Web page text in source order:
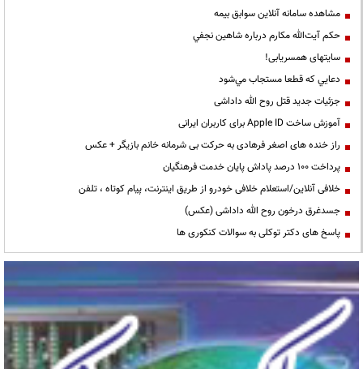
مشاهده سامانه آنلاين سوابق بیمه
حكم آيت‌الله مكارم درباره شاهين نجفي
سایتهای همسریابی!
دعايي كه قطعا مستجاب مي‌شود
جزئیات جدید قتل روح الله داداشی
آموزش ساخت Apple ID برای کاربران ایرانی
راز خنده های اصغر فرهادی به حرکت بی شرمانه خانم بازیگر + عکس
پرداخت ۱۰۰ درصد پاداش پایان خدمت فرهنگیان
خلافی آنلاین/استعلام خلافی خودرو از طریق اینترنت، پیام کوتاه ، تلفن
جسدغرق درخون روح الله داداشی (عکس)
پاسخ های دکتر توکلی به سوالات کنکوری ها